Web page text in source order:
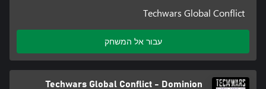
Techwars Global Conflict
עבור אל המשחק
Techwars Global Conflict - Dominion